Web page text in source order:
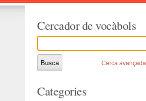
Cercador de vocàbols
Cerca avançada
Categories